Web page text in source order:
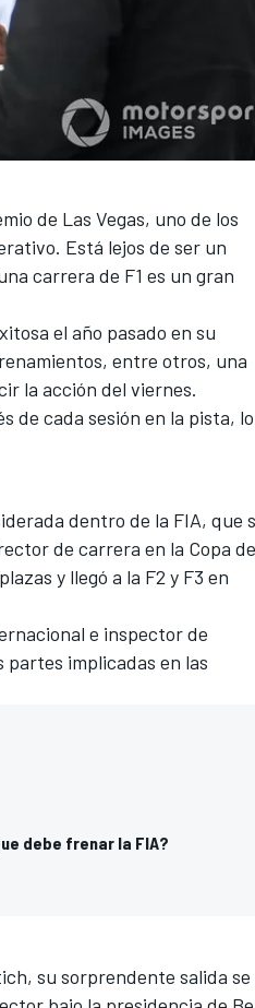
de Las Vegas, uno de los
Está lejos de ser un
carrera de F1 es un gran
el año pasado en su
entre otros, una
la acción del viernes.
de cada sesión en la pista, lo
dentro de la FIA, que
de carrera en la Copa
y llegó a la F2 y F3 en
e inspector de
implicadas en las
debe frenar la FIA?
su sorprendente salida se